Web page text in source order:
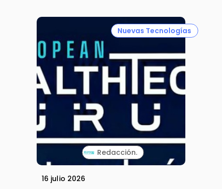
Nuevas Tecnologías
Redacción.
16 julio 2026